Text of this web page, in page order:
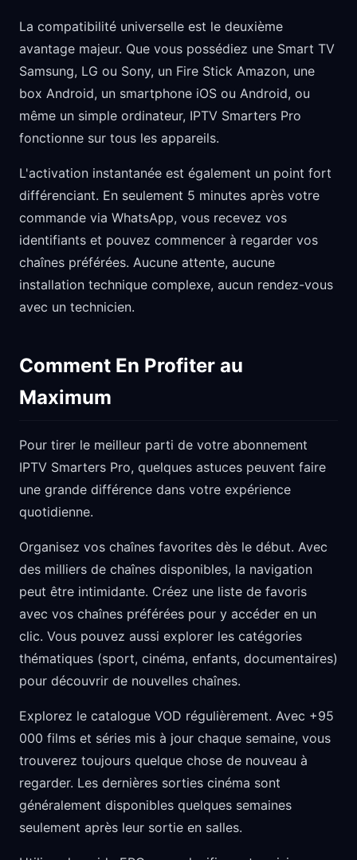
La compatibilité universelle est le deuxième
avantage majeur. Que vous possédiez une Smart TV
Samsung, LG ou Sony, un Fire Stick Amazon, une
box Android, un smartphone iOS ou Android, ou
même un simple ordinateur, IPTV Smarters Pro
fonctionne sur tous les appareils.
L'activation instantanée est également un point fort
différenciant. En seulement 5 minutes après votre
commande via WhatsApp, vous recevez vos
identifiants et pouvez commencer à regarder vos
chaînes préférées. Aucune attente, aucune
installation technique complexe, aucun rendez-vous
avec un technicien.
Comment En Profiter au
Maximum
Pour tirer le meilleur parti de votre abonnement
IPTV Smarters Pro, quelques astuces peuvent faire
une grande différence dans votre expérience
quotidienne.
Organisez vos chaînes favorites dès le début. Avec
des milliers de chaînes disponibles, la navigation
peut être intimidante. Créez une liste de favoris
avec vos chaînes préférées pour y accéder en un
clic. Vous pouvez aussi explorer les catégories
thématiques (sport, cinéma, enfants, documentaires)
pour découvrir de nouvelles chaînes.
Explorez le catalogue VOD régulièrement. Avec +95
000 films et séries mis à jour chaque semaine, vous
trouverez toujours quelque chose de nouveau à
regarder. Les dernières sorties cinéma sont
généralement disponibles quelques semaines
seulement après leur sortie en salles.